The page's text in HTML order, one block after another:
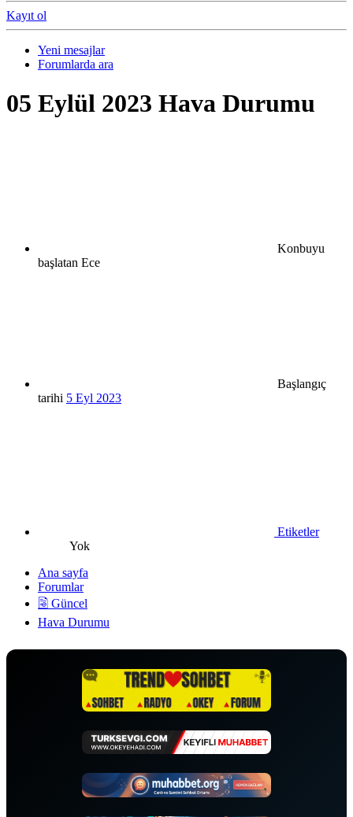
Kayıt ol
Yeni mesajlar
Forumlarda ara
05 Eylül 2023 Hava Durumu
Konbuyu
başlatan Ece
Başlangıç
tarihi 5 Eyl 2023
Etiketler
Yok
Ana sayfa
Forumlar
🗟 Güncel
Hava Durumu